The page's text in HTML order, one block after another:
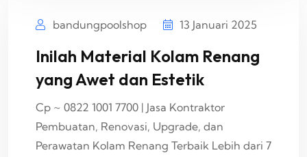
bandungpoolshop 13 Januari 2025
Inilah Material Kolam Renang
yang Awet dan Estetik
Cp ~ 0822 1001 7700 | Jasa Kontraktor
Pembuatan, Renovasi, Upgrade, dan
Perawatan Kolam Renang Terbaik Lebih dari 7